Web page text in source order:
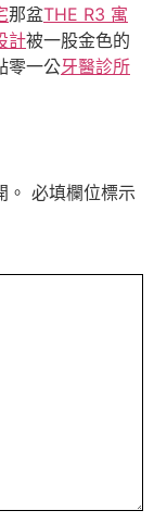
那盆THE R3 寓
計被一股金色的
零一公牙醫診所
必填欄位標示